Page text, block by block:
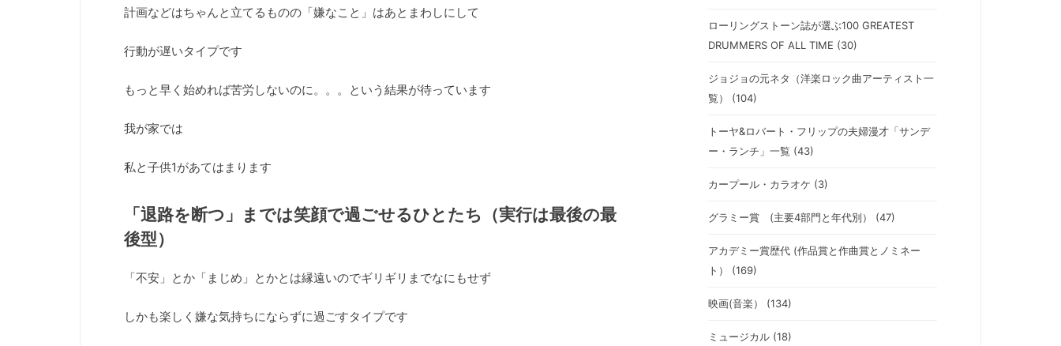
計画などはちゃんと立てるものの「嫌なこと」はあとまわしにして
行動が遅いタイプです
もっと早く始めれば苦労しないのに。。。という結果が待っています
我が家では
私と子供1があてはまります
「退路を断つ」までは笑顔で過ごせるひとたち（実行は最後の最
後型）
「不安」とか「まじめ」とかとは縁遠いのでギリギリまでなにもせず
しかも楽しく嫌な気持ちにならずに過ごすタイプです
ローリングストーン誌が選ぶ100 GREATEST
DRUMMERS OF ALL TIME (30)
ジョジョの元ネタ（洋楽ロック曲アーティスト一
覧） (104)
トーヤ&ロバート・フリップの夫婦漫才「サンデ
ー・ランチ」一覧 (43)
カープール・カラオケ (3)
グラミー賞 (主要4部門と年代別） (47)
アカデミー賞歴代 (作品賞と作曲賞とノミネー
ト） (169)
映画(音楽） (134)
ミュージカル (18)